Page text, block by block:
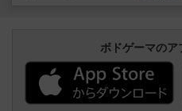
ボドゲーマのア